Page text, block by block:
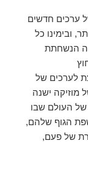
ערכים חדשים
ובימינו כל
הנשחתת
לערכים של
מוזיקה ישנה
של העולם שבו
הגוף שלהם,
של פעם,